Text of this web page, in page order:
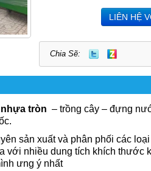
LIÊN HỆ
Chia Sẽ:
tròn – trồng cây – đựng
sản xuất và phân phối các
với nhiều dung tích khích thước
ưng ý nhất